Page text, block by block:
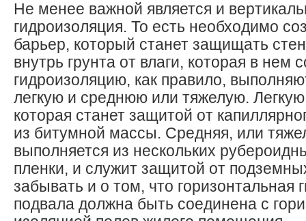
Не менее важной является и
гидроизоляция. То есть необходимо
барьер, который станет защищать
внутрь грунта от влаги, которая в нем
гидроизоляцию, как правило,
легкую и среднюю или тяжелую.
которая станет защитой от
из битумной массы. Средняя, или
выполняется из нескольких
пленки, и служит защитой от
забывать и о том, что горизонтальная
подвала должна быть соединена с